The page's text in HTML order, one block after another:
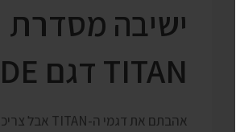
ישיבה מסדרת
TITAN דגם WIDE
אהבתם את דגמי ה-TITAN אבל צריכים יותר שטח?